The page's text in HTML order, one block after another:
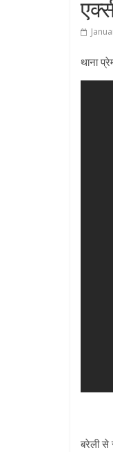
थाना
बरेली से